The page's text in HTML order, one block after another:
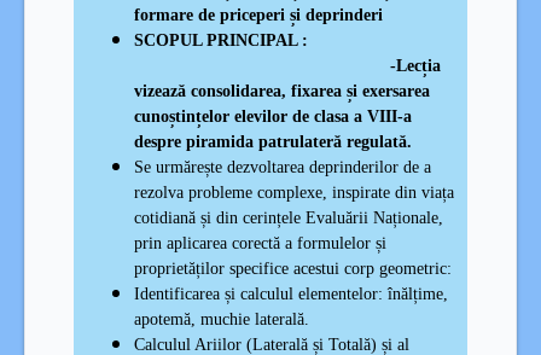
formare de priceperi și deprinderi
SCOPUL PRINCIPAL :
-Lecția
vizează consolidarea, fixarea și exersarea
cunoștințelor elevilor de clasa a VIII-a
despre piramida patrulateră regulată.
Se urmărește dezvoltarea deprinderilor de a
rezolva probleme complexe, inspirate din viața
cotidiană și din cerințele Evaluării Naționale,
prin aplicarea corectă a formulelor și
proprietăților specifice acestui corp geometric:
Identificarea și calculul elementelor: înălțime,
apotemă, muchie laterală.
Calculul Ariilor (Laterală și Totală) și al